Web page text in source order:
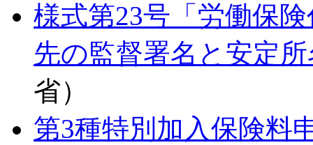
様式第23号「労働保
先の監督署名と安定
省）
第3種特別加入保険料